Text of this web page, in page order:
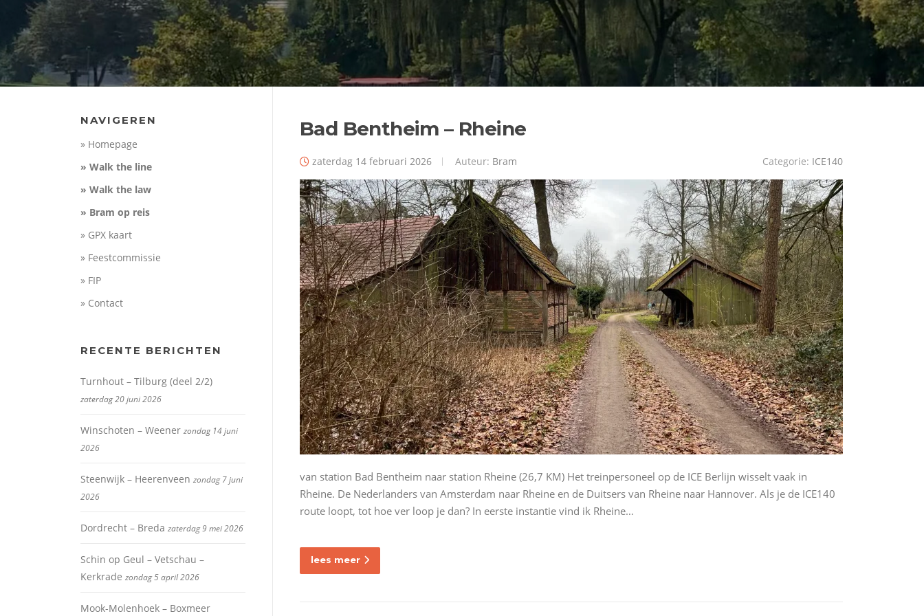
Bad Bentheim – Rheine
zaterdag 14 februari 2026 Auteur: Bram Categorie: ICE140
van station Bad Bentheim naar station Rheine (26,7 KM) Het treinpersoneel op de ICE Berlijn wisselt vaak in
Rheine. De Nederlanders van Amsterdam naar Rheine en de Duitsers van Rheine naar Hannover. Als je de ICE140
route loopt, tot hoe ver loop je dan? In eerste instantie vind ik Rheine…
lees meer
NAVIGEREN
» Homepage
» Walk the line
» Walk the law
» Bram op reis
» GPX kaart
» Feestcommissie
» FIP
» Contact
RECENTE BERICHTEN
Turnhout – Tilburg (deel 2/2)
zaterdag 20 juni 2026
Winschoten – Weener zondag 14 juni
2026
Steenwijk – Heerenveen zondag 7 juni
2026
Dordrecht – Breda zaterdag 9 mei 2026
Schin op Geul – Vetschau –
Kerkrade zondag 5 april 2026
Mook-Molenhoek – Boxmeer